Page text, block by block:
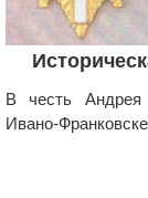
В честь
Ивано-